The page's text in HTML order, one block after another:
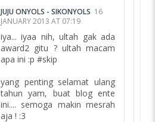
JUJU ONYOLS - SIKONYOLS 16
JANUARY 2013 AT 07:19
iya... iyaa nih, ultah gak ada
award2 gitu ? ultah macam
apa ini :p #skip
yang penting selamat ulang
tahun yam, buat blog ente
ini.... semoga makin mesrah
aja ! :3